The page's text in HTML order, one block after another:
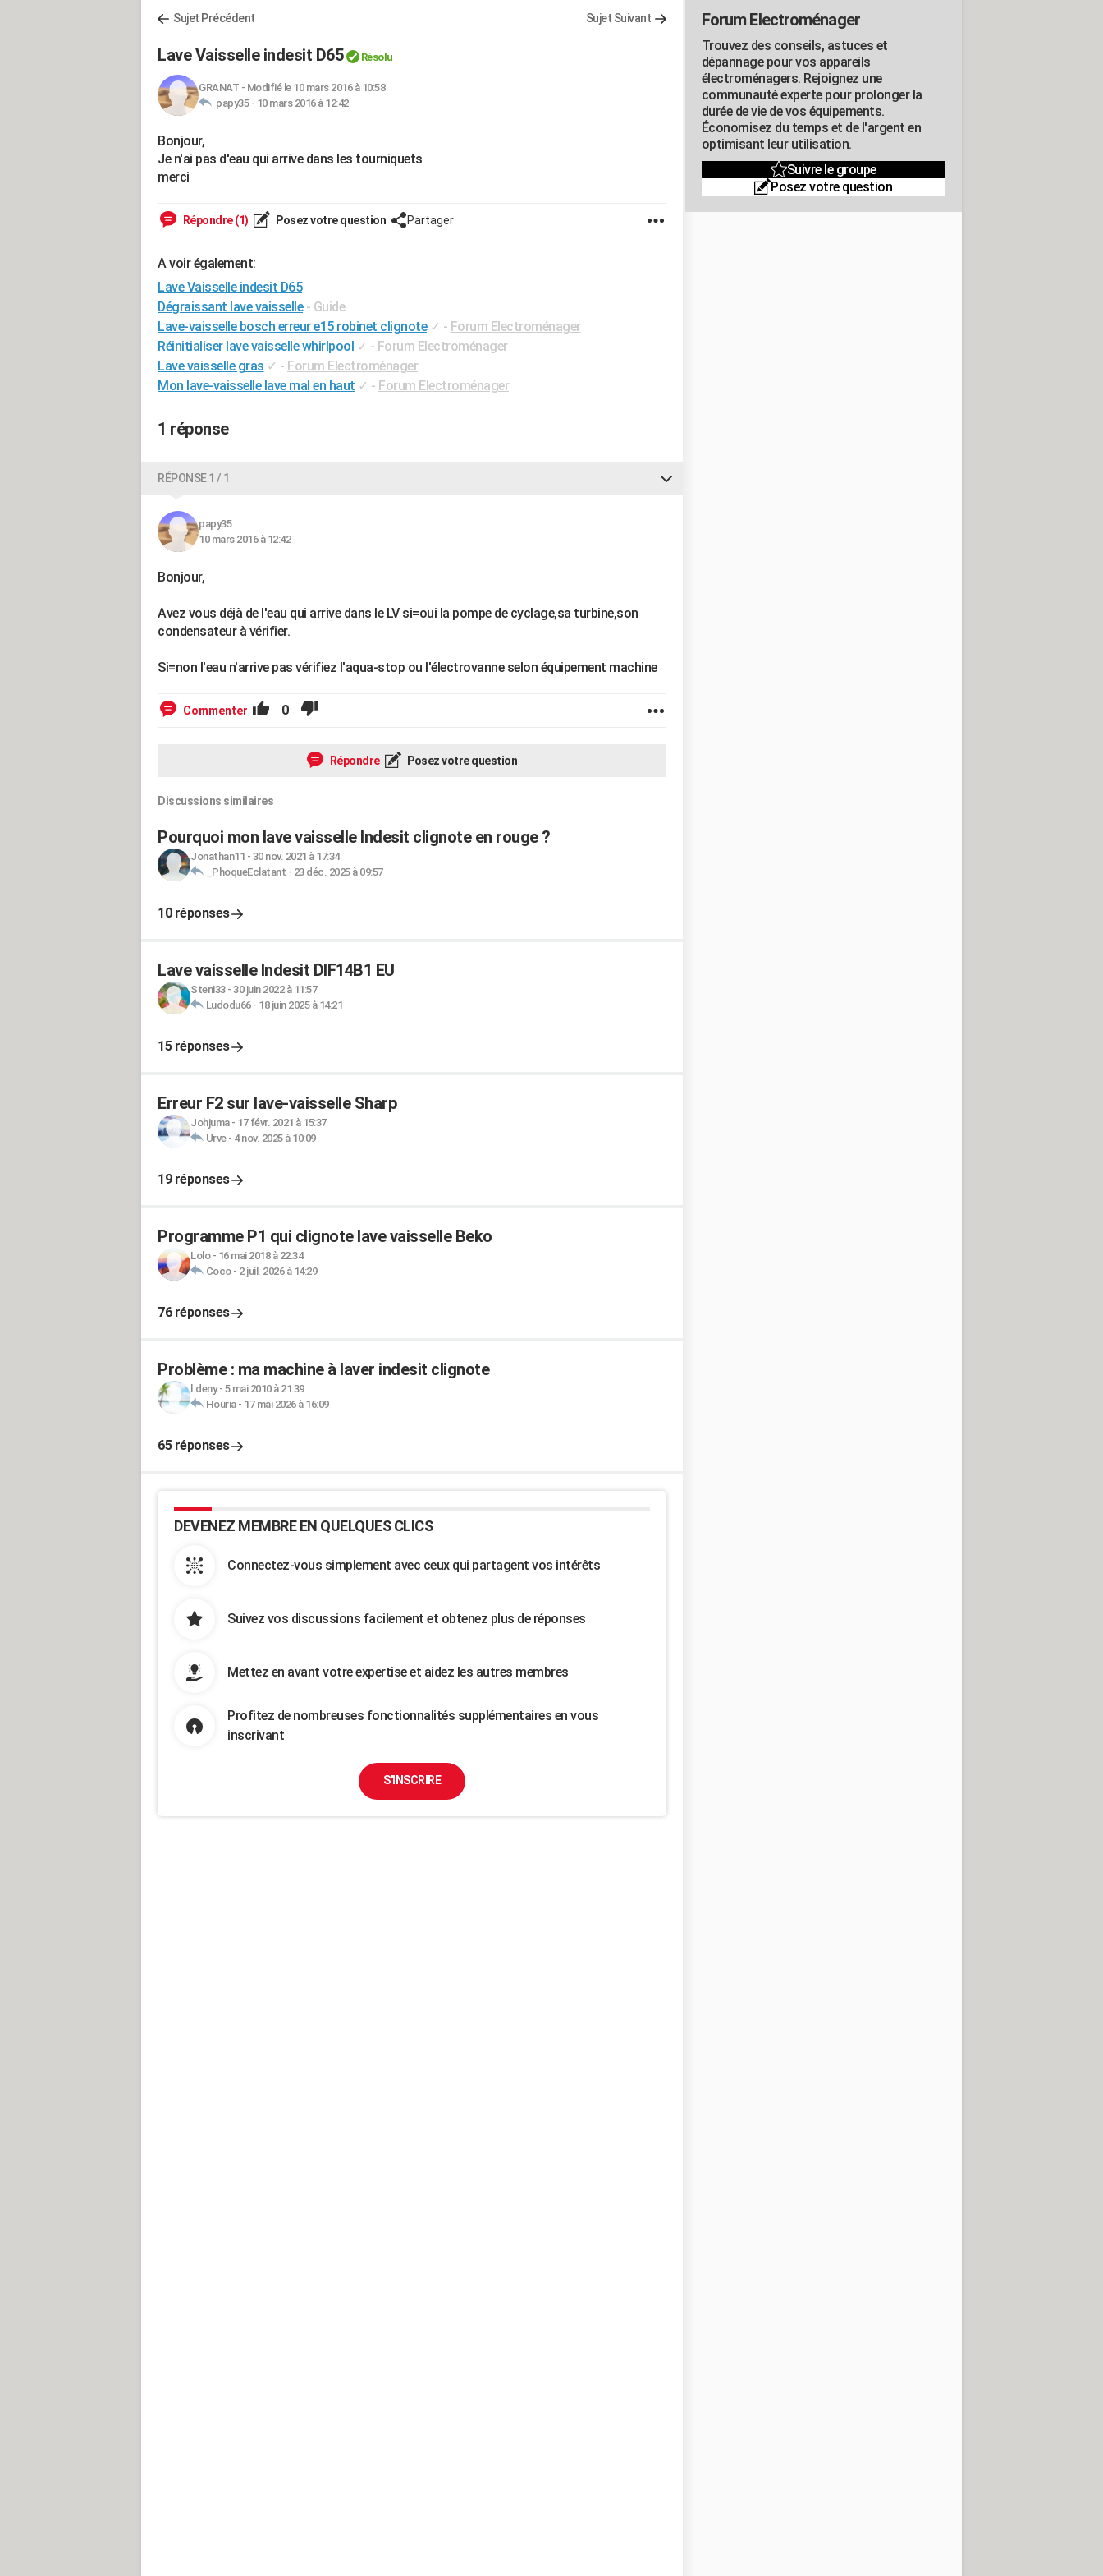
Sujet Précédent Sujet Suivant
Lave Vaisselle indesit D65 Résolu
GRANAT - Modifié le 10 mars 2016 à 10:58
papy35 - 10 mars 2016 à 12:42
Bonjour,
Je n'ai pas d'eau qui arrive dans les tourniquets
merci
Répondre (1) Posez votre question Partager
A voir également:
Lave Vaisselle indesit D65
Dégraissant lave vaisselle - Guide
Lave-vaisselle bosch erreur e15 robinet clignote ✓ - Forum Electroménager
Réinitialiser lave vaisselle whirlpool ✓ - Forum Electroménager
Lave vaisselle gras ✓ - Forum Electroménager
Mon lave-vaisselle lave mal en haut ✓ - Forum Electroménager
1 réponse
RÉPONSE 1 / 1
papy35
10 mars 2016 à 12:42
Bonjour,
Avez vous déjà de l'eau qui arrive dans le LV si=oui la pompe de cyclage,sa turbine,son
condensateur à vérifier.
Si=non l'eau n'arrive pas vérifiez l'aqua-stop ou l'électrovanne selon équipement machine
Commenter 0
Répondre Posez votre question
Discussions similaires
Pourquoi mon lave vaisselle Indesit clignote en rouge ?
Jonathan11 - 30 nov. 2021 à 17:34
_PhoqueEclatant - 23 déc. 2025 à 09:57
10 réponses
Lave vaisselle Indesit DIF14B1 EU
Steni33- 30 juin 2022 à 11:57
Ludodu66- 18 juin 2025 à 14:21
15 réponses
Erreur F2 sur lave-vaisselle Sharp
Johjuma- 17 févr. 2021 à 15:37
Urve- 4 nov. 2025 à 10:09
19 réponses
Programme P1 qui clignote lave vaisselle Beko
Lolo- 16 mai 2018 à 22:34
Coco- 2 juil. 2026 à 14:29
76 réponses
Problème : ma machine à laver indesit clignote
l.deny- 5 mai 2010 à 21:39
Houria- 17 mai 2026 à 16:09
65 réponses
DEVENEZ MEMBRE EN QUELQUES CLICS
Connectez-vous simplement avec ceux qui partagent vos intérêts
Suivez vos discussions facilement et obtenez plus de réponses
Mettez en avant votre expertise et aidez les autres membres
Profitez de nombreuses fonctionnalités supplémentaires en vous
inscrivant
S'INSCRIRE
Forum Electroménager
Trouvez des conseils, astuces et
dépannage pour vos appareils
électroménagers. Rejoignez une
communauté experte pour prolonger la
durée de vie de vos équipements.
Économisez du temps et de l'argent en
optimisant leur utilisation.
Suivre le groupe
Posez votre question